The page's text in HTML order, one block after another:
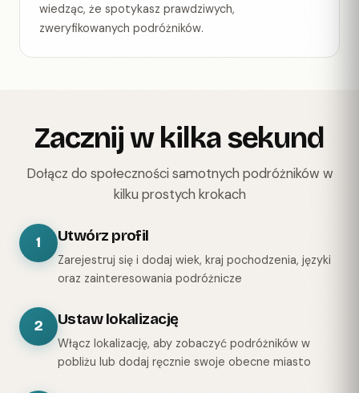
wiedząc, że spotykasz prawdziwych,
zweryfikowanych podróżników.
Zacznij w kilka sekund
Dołącz do społeczności samotnych podróżników w
kilku prostych krokach
1 Utwórz profil
Zarejestruj się i dodaj wiek, kraj pochodzenia, języki
oraz zainteresowania podróżnicze
2 Ustaw lokalizację
Włącz lokalizację, aby zobaczyć podróżników w
pobliżu lub dodaj ręcznie swoje obecne miasto